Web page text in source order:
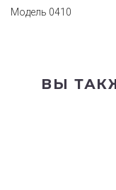
Модель 0410
ВЫ